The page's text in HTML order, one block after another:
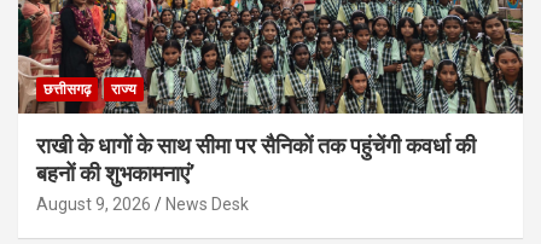
छत्तीसगढ़ राज्य
राखी के धागों के साथ सीमा पर सैनिकों तक पहुंचेंगी कवर्धा की
बहनों की शुभकामनाएं’
August 9, 2026 News Desk